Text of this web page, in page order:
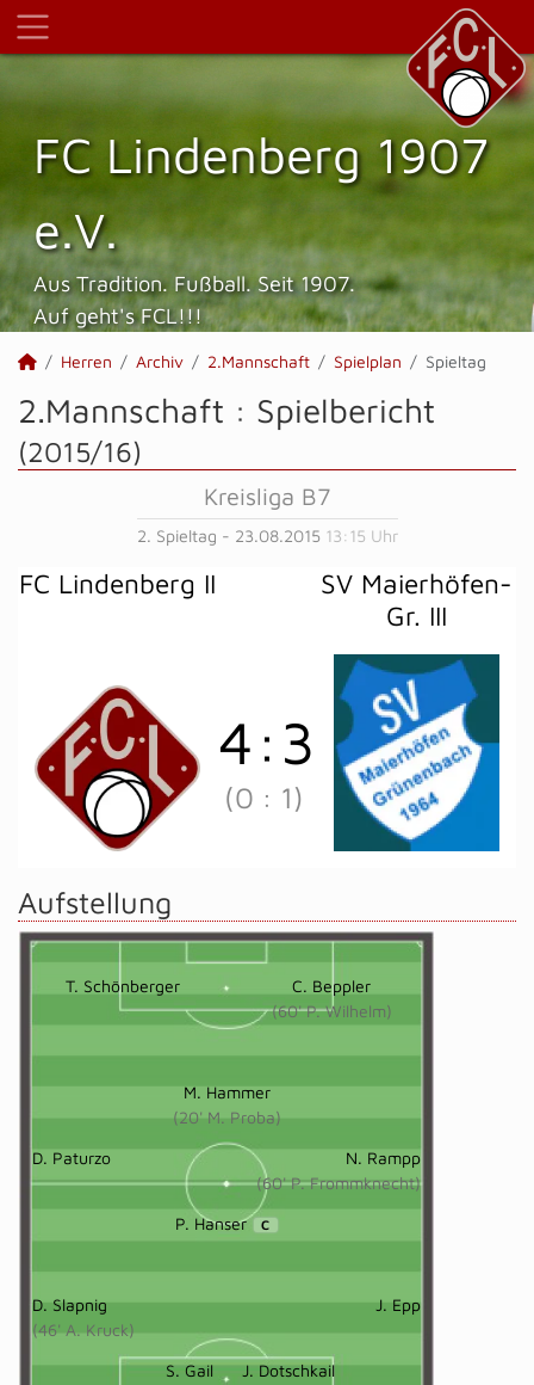
FC Lindenberg 1907
e.V.
Aus Tradition. Fußball. Seit 1907.
Auf geht's FCL!!!
Herren Archiv 2.Mannschaft Spielplan Spieltag
2.Mannschaft : Spielbericht
(2015/16)
Kreisliga B7
2. Spieltag - 23.08.2015 13:15 Uhr
FC Lindenberg II
SV Maierhöfen-
Gr. III
4 : 3
(0 : 1)
Aufstellung
T. Schönberger
C. Beppler
(60' P. Wilhelm)
M. Hammer
(20' M. Proba)
D. Paturzo
N. Rampp
(60' P. Frommknecht)
P. Hanser
C
D. Slapnig
(46' A. Kruck)
J. Epp
S. Gail
J. Dotschkail